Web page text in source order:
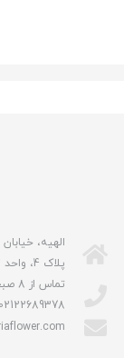
الهیه، خیابان
پلاک 4، واحد 2
تماس از 8 صبح تا 19 :
02122689378